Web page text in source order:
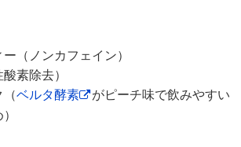
（ノンカフェイン）
素除去）
（ベルタ酵素
がピーチ味で飲みやすい